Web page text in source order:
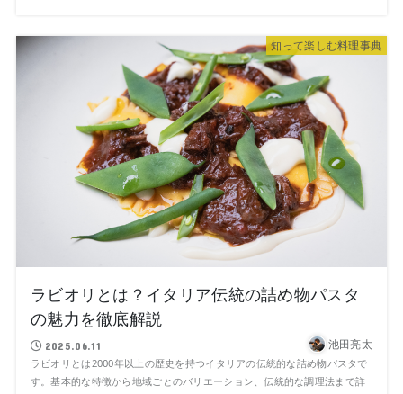
知って楽しむ料理事典
ラビオリとは？イタリア伝統の詰め物パスタ
の魅力を徹底解説
2025.06.11 池田亮太
ラビオリとは2000年以上の歴史を持つイタリアの伝統的な詰め物パスタで
す。基本的な特徴から地域ごとのバリエーション、伝統的な調理法まで詳